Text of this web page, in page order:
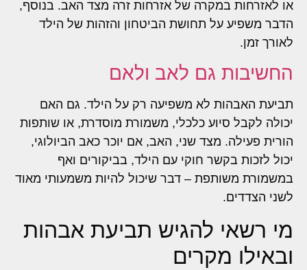
או לאזרחות במקרה של אזרחות זרה מצד האב. בנוסף,
הדבר משפיע על תחושת הביטחון והזהות של הילד
לאורך זמן.
החשיבות גם לאב ולאם
תביעת האבהות לא משפיעה רק על הילד. גם האם
יכולה לקבל סיוע כלכלי, משמורת מוסדרת, או שותפות
הורית פעילה. מצד שני, האב, אם יוכר כאב הביולוגי,
יכול לזכות בקשר חוקי עם הילד, בביקורים ואף
במשמורת משותפת – דבר שיכול להיות משמעותי מאוד
לשני הצדדים.
מי רשאי להגיש תביעת אבהות
ובאילו מקרים